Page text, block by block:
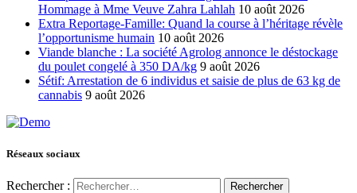
Hommage à Mme Veuve Zahra Lahlah 10 août 2026
Extra Reportage-Famille: Quand la course à l’héritage révèle
l’opportunisme humain 10 août 2026
Viande blanche : La société Agrolog annonce le déstockage
du poulet congelé à 350 DA/kg 9 août 2026
Sétif: Arrestation de 6 individus et saisie de plus de 63 kg de
cannabis 9 août 2026
Réseaux sociaux
Rechercher :